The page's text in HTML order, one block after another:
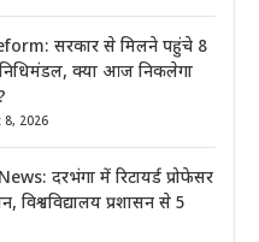
सरकार से मिलने पहुंचे 8
क्या आज निकलेगा
2026
दरभंगा में रिटायर्ड प्रोफेसर
विश्वविद्यालय प्रशासन से 5